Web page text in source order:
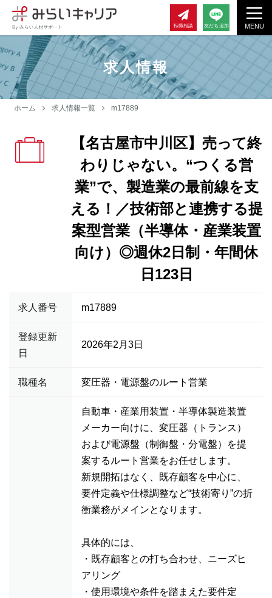
MENU
転職相談 友だち追加
求人情報
ホーム 求人情報一覧 m17889
【名古屋市中川区】売って終
わりじゃない。“つくる営
業”で、製造業の最前線を支
える！／技術部と連携する提
案型営業（半導体・産業装置
向け）◎週休2日制・年間休
日123日
求人番号 m17889
登録更新
日
2026年2月3日
職種名 変圧器・電源盤のルート営業
自動車・産業用装置・半導体製造装置
メーカー向けに、変圧器（トランス）
および電源盤（制御盤・分電盤）を提
案するルート営業をお任せします。
新規開拓はなく、既存顧客を中心に、
要件定義や仕様調整など“技術寄り”の折
衝業務がメインとなります。
具体的には、
・既存顧客との打ち合わせ、ニーズヒ
アリング
・使用環境や条件を踏まえた要件定